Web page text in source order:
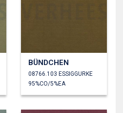
BÜNDCHEN
08766.103 ESSIGGURKE
95%CO/5%EA